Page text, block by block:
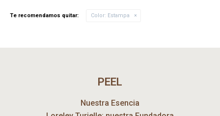
Te recomendamos quitar: Color: Estampa
PEEL
Nuestra Esencia